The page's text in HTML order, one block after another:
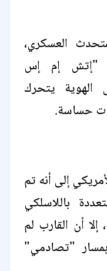
العسكري،
"إتش إم إس
الهوية يتحرك
حساسة.
إلى أنه تم
باللاسلكي
أن القارب لم
"تصادمي"